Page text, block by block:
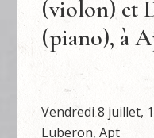
(violon) et
(piano), à
Vendredi 8 juillet,
Luberon, Apt